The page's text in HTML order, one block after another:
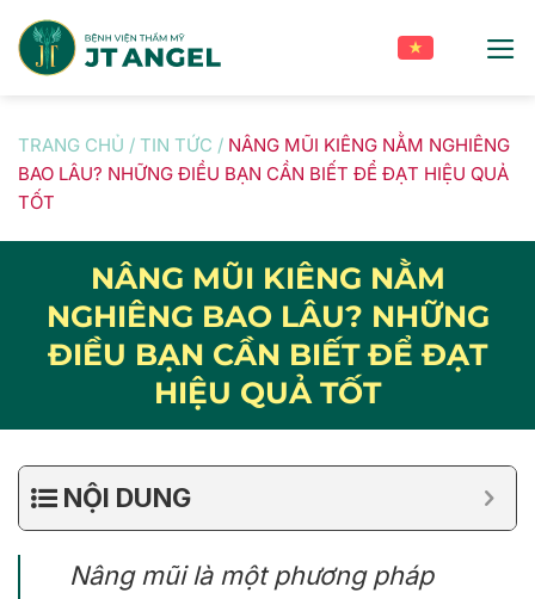
content
TRANG CHỦ / TIN TỨC / NÂNG MŨI KIÊNG NẰM NGHIÊNG
BAO LÂU? NHỮNG ĐIỀU BẠN CẦN BIẾT ĐỂ ĐẠT HIỆU QUẢ
TỐT
NÂNG MŨI KIÊNG NẰM
NGHIÊNG BAO LÂU? NHỮNG
ĐIỀU BẠN CẦN BIẾT ĐỂ ĐẠT
HIỆU QUẢ TỐT
NỘI DUNG
Nâng mũi là một phương pháp